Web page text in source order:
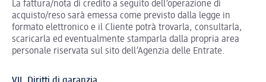
La fattura/nota di credito a seguito dell’operazione di
acquisto/reso sarà emessa come previsto dalla legge in
formato elettronico e il Cliente potrà trovarla, consultarla,
scaricarla ed eventualmente stamparla dalla propria area
personale riservata sul sito dell’Agenzia delle Entrate.